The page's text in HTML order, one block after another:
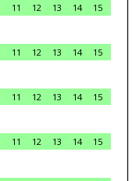
11 12 13 14
15
11 12 13 14
15
11 12 13 14
15
11 12 13 14
15